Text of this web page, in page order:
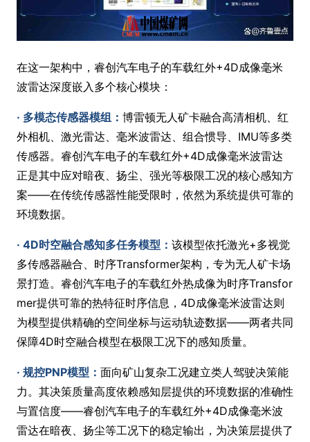
在这一架构中，睿创汽车电子的车载红外+4D成像毫米
波雷达深度嵌入多个核心模块：
· 多模态传感器模组： 博雷顿无人矿卡融合高清相机、红
外相机、激光雷达、毫米波雷达、组合惯导、IMU等多类
传感器。睿创汽车电子的车载红外+4D成像毫米波雷达
正是其中应对暗夜、扬尘、强光等极限工况的核心感知方
案——在传统传感器性能受限时，依然为系统提供可靠的
环境数据。
· 4D时空融合感知多任务模型： 该模型依托激光+多视觉
多传感器融合、时序Transformer架构，专为无人矿卡场
景打造。睿创汽车电子的车载红外热成像为时序Transfor
mer提供可靠的热特征时序信息，4D成像毫米波雷达则
为模型提供精确的空间坐标与运动轨迹数据——两者共同
保障4D时空融合模型在极限工况下的感知质量。
· 规控PNP模型： 面向矿山复杂工况建立类人驾驶决策能
力。其决策质量高度依赖感知层提供的环境数据的准确性
与置信度——睿创汽车电子的车载红外+4D成像毫米波
雷达在暗夜、扬尘等工况下的稳定输出，为决策层提供了